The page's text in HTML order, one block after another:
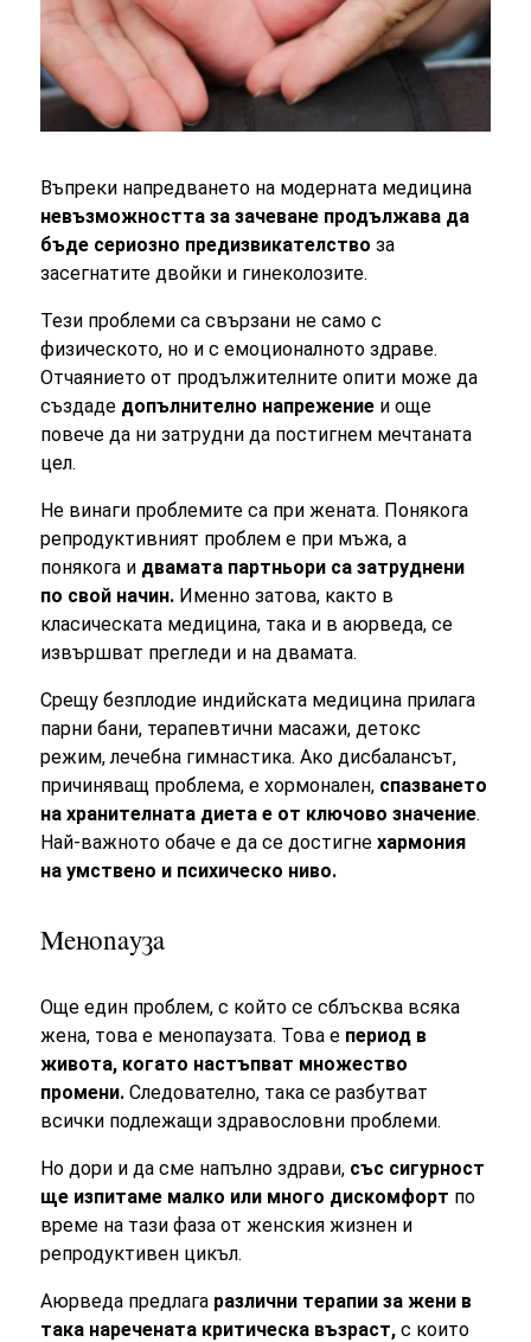
Въпреки напредването на модерната медицина
невъзможността за зачеване продължава да
бъде сериозно предизвикателство за
засегнатите двойки и гинеколозите.
Тези проблеми са свързани не само с
физическото, но и с емоционалното здраве.
Отчаянието от продължителните опити може да
създаде допълнително напрежение и още
повече да ни затрудни да постигнем мечтаната
цел.
Не винаги проблемите са при жената. Понякога
репродуктивният проблем е при мъжа, а
понякога и двамата партньори са затруднени
по свой начин. Именно затова, както в
класическата медицина, така и в аюрведа, се
извършват прегледи и на двамата.
Срещу безплодие индийската медицина прилага
парни бани, терапевтични масажи, детокс
режим, лечебна гимнастика. Ако дисбалансът,
причиняващ проблема, е хормонален, спазването
на хранителната диета е от ключово значение.
Най-важното обаче е да се достигнехармония
на умствено и психическо ниво.
Менопауза
Още един проблем, с който се сблъсква всяка
жена, това е менопаузата. Това е период в
живота, когато настъпват множество
промени.Следователно, така се разбутват
всички подлежащи здравословни проблеми.
Но дори и да сме напълно здрави, със сигурност
ще изпитаме малко или много дискомфорт по
време на тази фаза от женския жизнен и
репродуктивен цикъл.
Аюрведа предлага различни терапии за жени в
така наречената критическа възраст, с които